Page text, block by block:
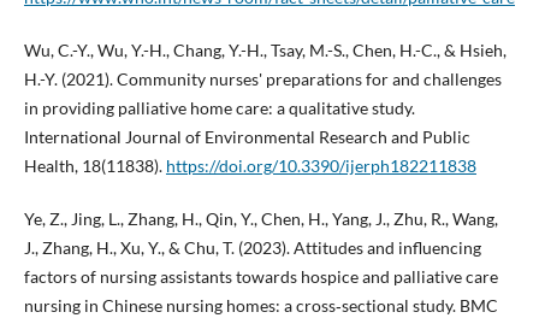
Wu, C.-Y., Wu, Y.-H., Chang, Y.-H., Tsay, M.-S., Chen, H.-C., & Hsieh,
H.-Y. (2021). Community nurses' preparations for and challenges
in providing palliative home care: a qualitative study.
International Journal of Environmental Research and Public
Health, 18(11838). https://doi.org/10.3390/ijerph182211838
Ye, Z., Jing, L., Zhang, H., Qin, Y., Chen, H., Yang, J., Zhu, R., Wang,
J., Zhang, H., Xu, Y., & Chu, T. (2023). Attitudes and influencing
factors of nursing assistants towards hospice and palliative care
nursing in Chinese nursing homes: a cross‐sectional study. BMC